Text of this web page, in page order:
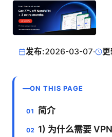
发布:2026-03-07·
ON THIS PAGE
简介
1) 为什么需要